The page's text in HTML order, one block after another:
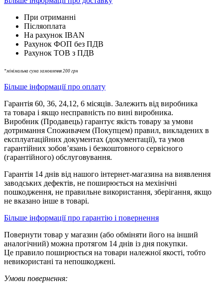
При отриманні
Післяоплата
На рахунок IBAN
Рахунок ФОП без ПДВ
Рахунок ТОВ з ПДВ
*мінімальна сума замовлення 200 грн
Більше інформації про оплату
Гарантія 60, 36, 24,12, 6 місяців. Залежить від виробника
та товара і якщо несправність по вині виробника.
Виробник (Продавець) гарантує якість товару за умови
дотримання Споживачем (Покупцем) правил, викладених в
експлуатаційних документах (документації), та умов
гарантійних зобов’язань і безкоштовного сервісного
(гарантійного) обслуговування.
Гарантія 14 днів від нашого інтернет-магазина на виявлення
заводських дефектів, не поширюється на мехінічні
пошкодження, не правильне використання, зберігання, якщо
не вказано інше в товарі.
Більше інформації про гарантію і повернення
Повернути товар у магазин (або обміняти його на інший
аналогічний) можна протягом 14 днів із дня покупки.
Це правило поширюється на товари належної якості, тобто
невикористані та непошкоджені.
Умови повернення: